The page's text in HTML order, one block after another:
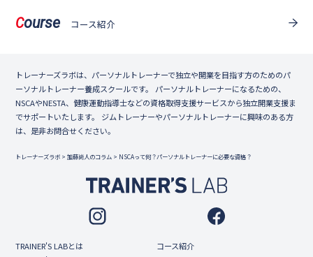
Course コース紹介
トレーナーズラボは、パーソナルトレーナーで独立や開業を目指す方のためのパ
ーソナルトレーナー養成スクールです。 パーソナルトレーナーになるための、
NSCAやNESTA、健康運動指導士などの資格取得支援サービスから独立開業支援ま
でサポートいたします。 ジムトレーナーやパーソナルトレーナーに興味のある方
は、是非お問合せください。
トレーナーズラボ >加藤尚人のコラム > NSCAって何？パーソナルトレーナーに必要な資格？
TRAINER'S LABとは
コース紹介